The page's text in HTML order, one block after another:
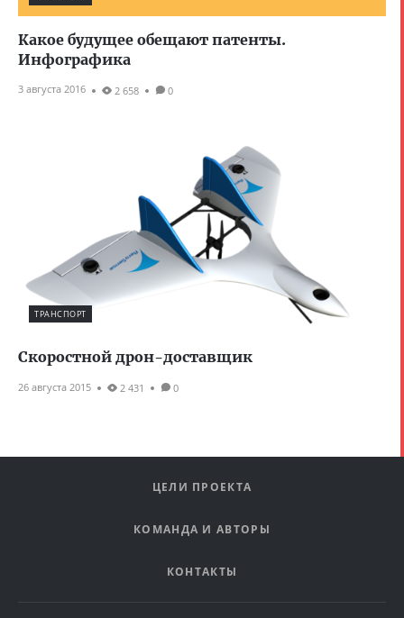
Какое будущее обещают патенты.
Инфографика
3 августа 2016 2 658 0
ТРАНСПОРТ
Скоростной дрон-доставщик
26 августа 2015 2 431 0
ЦЕЛИ ПРОЕКТА
КОМАНДА И АВТОРЫ
КОНТАКТЫ